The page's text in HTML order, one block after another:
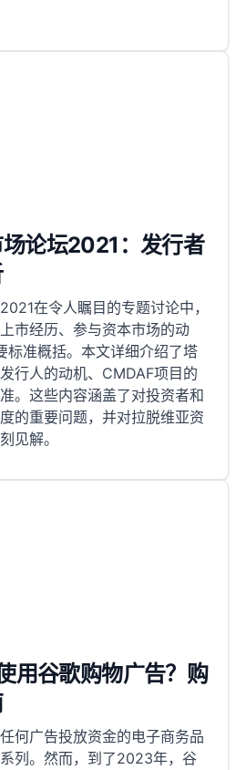
论坛2021：发行者
在令人瞩目的专题讨论中，
市经历、参与资本市场的动
标准概括。本文详细介绍了塔
行人的动机、CMDAF项目的
。这些内容涵盖了对投资者和
的重要问题，并对拉脱维亚资
见解。
用谷歌购物广告？购
何广告投放资金的电子商务品
列。然而，到了2023年，谷